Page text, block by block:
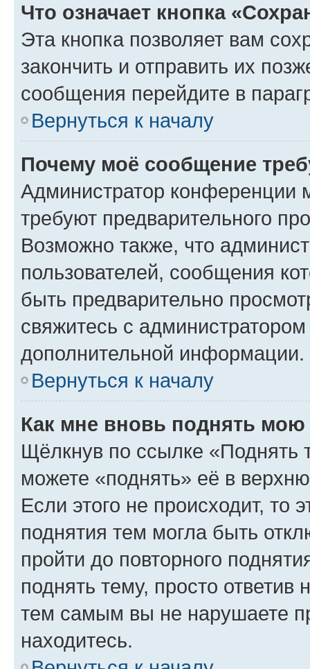
Что означает кнопка
Эта кнопка позволяет вам
закончить и отправить их
сообщения перейдите в
Вернуться к началу
Почему моё сообщение
Администратор конференции
требуют предварительного
Возможно также, что
пользователей, сообщения
быть предварительно
свяжитесь с
дополнительной информации.
Вернуться к началу
Как мне вновь поднять мою
Щёлкнув по ссылке «Поднять
можете «поднять» её в
Если этого не происходит, то
поднятия тем могла быть
пройти до повторного
поднять тему, просто ответив
тем самым вы не нарушаете
находитесь.